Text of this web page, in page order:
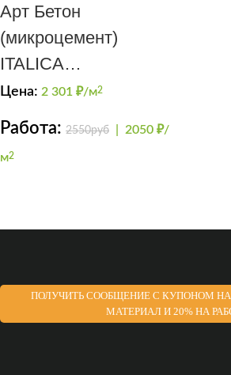
Арт Бетон
(микроцемент)
ITALICA
SuperCEMENTO для
санузлов
Цена: 2 301 ₽/м2
Работа: 2550руб 2050 ₽/
м2
ПОЛУЧИТЬ СООБЩЕНИЕ С КУПОНОМ НА
МАТЕРИАЛ И 20% НА